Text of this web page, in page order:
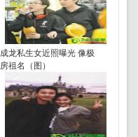
成龙私生女近照曝光 像极
房祖名（图）